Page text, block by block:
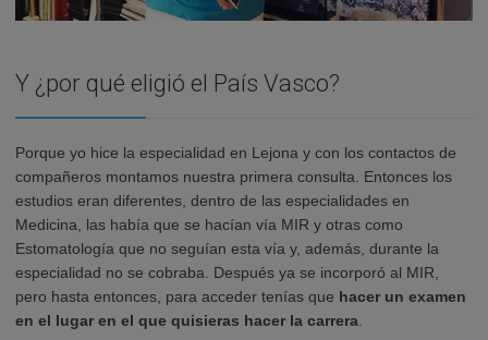
Y ¿por qué eligió el País Vasco?
Porque yo hice la especialidad en Lejona y con los contactos de
compañeros montamos nuestra primera consulta. Entonces los
estudios eran diferentes, dentro de las especialidades en
Medicina, las había que se hacían vía MIR y otras como
Estomatología que no seguían esta vía y, además, durante la
especialidad no se cobraba. Después ya se incorporó al MIR,
pero hasta entonces, para acceder tenías que hacer un examen
en el lugar en el que quisieras hacer la carrera